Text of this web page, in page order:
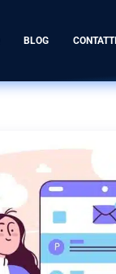
BLOG CONTATTI